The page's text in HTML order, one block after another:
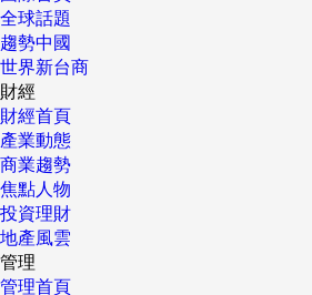
全球話題
趨勢中國
世界新台商
財經
財經首頁
產業動態
商業趨勢
焦點人物
投資理財
地產風雲
管理
管理首頁